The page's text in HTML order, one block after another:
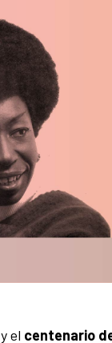
y el centenario